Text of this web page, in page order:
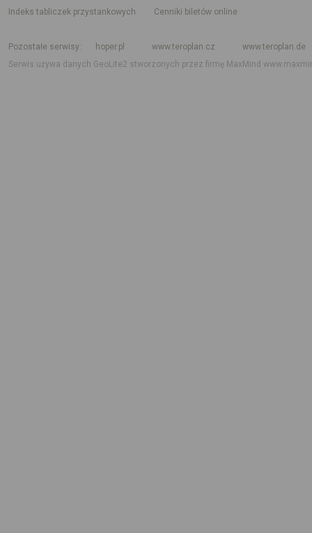
indeks tabliczek przystankowych
Cenniki biletów online
Pozostałe serwisy
hoper.pl www.teroplan.cz
www.teroplan.de
Serwis używa danych GeoLite2 stworzonych przez firmę MaxMind